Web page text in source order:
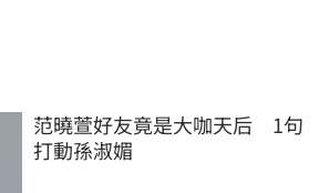
范曉萱好友竟是大咖天后　1句
打動孫淑媚